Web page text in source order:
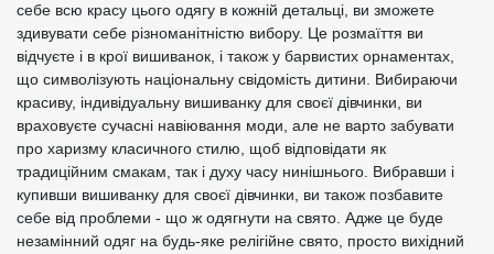
себе всю красу цього одягу в кожній детальці, ви зможете
здивувати себе різноманітністю вибору. Це розмаїття ви
відчуєте і в крої вишиванок, і також у барвистих орнаментах,
що символізують національну свідомість дитини. Вибираючи
красиву, індивідуальну вишиванку для своєї дівчинки, ви
враховуєте сучасні навіювання моди, але не варто забувати
про харизму класичного стилю, щоб відповідати як
традиційним смакам, так і духу часу нинішнього. Вибравши і
купивши вишиванку для своєї дівчинки, ви також позбавите
себе від проблеми - що ж одягнути на свято. Адже це буде
незамінний одяг на будь-яке релігійне свято, просто вихідний